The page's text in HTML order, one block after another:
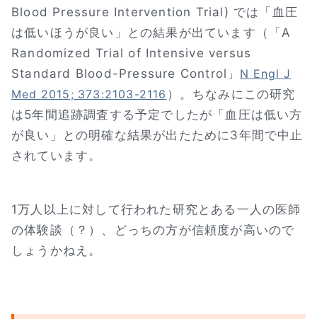
Blood Pressure Intervention Trial) では「血圧
は低いほうが良い」との結果が出ています（「A
Randomized Trial of Intensive versus
Standard Blood-Pressure Control」 N Engl J
Med 2015; 373:2103-2116 ）。ちなみにこの研究
は5年間追跡調査する予定でしたが「血圧は低い方
が良い」との明確な結果が出たために3年間で中止
されています。
1万人以上に対して行われた研究とある一人の医師
の体験談（？）、どっちの方が信頼度が高いので
しょうかねえ。